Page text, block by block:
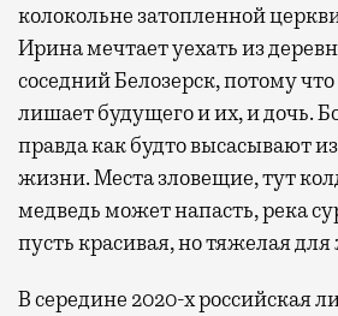
колокольне затопленной
Ирина мечтает уехать из
соседний Белозерск, потому
лишает будущего и их, и дочь.
правда как будто высасывают
жизни. Места зловещие, тут
медведь может напасть, река
пусть красивая, но тяжелая
В середине 2020-х российская